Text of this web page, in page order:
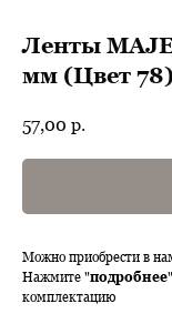
Ленты
мм (Цвет 78)
57,00 р.
Можно приобрести в
Нажмите "подробнее
комплектацию